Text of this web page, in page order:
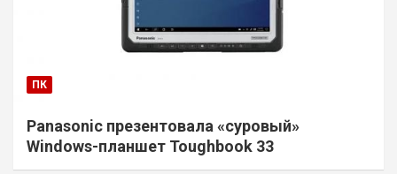
ПК
Panasonic презентовала «суровый»
Windows-планшет Toughbook 33